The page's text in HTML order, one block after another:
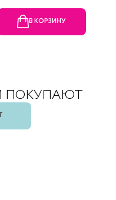
В КОРЗИНУ
ПОКУПАЮТ